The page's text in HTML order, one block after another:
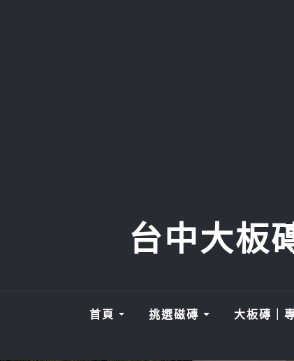
台中大板
首頁 挑選磁磚 大板磚｜